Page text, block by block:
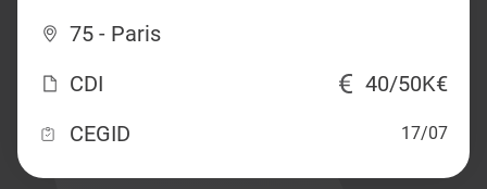
75 - Paris
CDI
40/50K€
CEGID
17/07